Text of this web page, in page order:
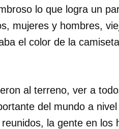
lo que logra un
mujeres y hombres,
el color de la
al terreno, ver a
del mundo a
la gente en los